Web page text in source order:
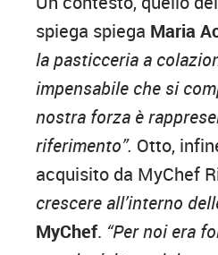
spiega spiega Maria
lapasticceria a
impensabile che si
nostra forza è
riferimento”. Otto,
acquisito da MyChef
crescere all’interno
MyChef. “Per noi era